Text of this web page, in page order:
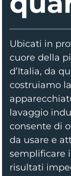
Ubicati in
cuore della
d’Italia, da
costruiamo
lavaggio
consente di
da usare e
semplificare
risultati